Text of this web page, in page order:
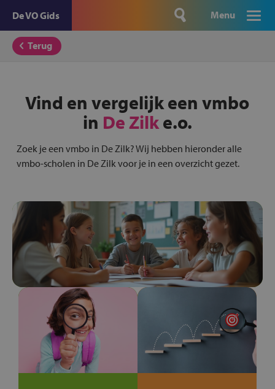
De VO Gids Menu
Terug
Vind en vergelijk een vmbo
in De Zilke.o.
Zoek je een vmbo in De Zilk? Wij hebben hieronder alle
vmbo-scholen in De Zilk voor je in een overzicht gezet.